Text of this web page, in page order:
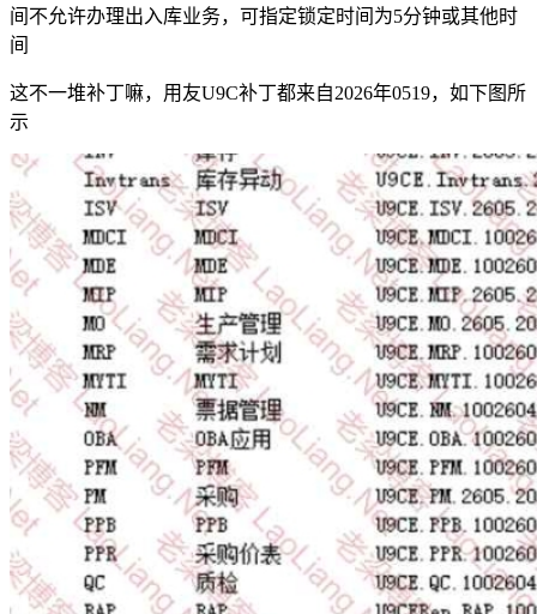
间不允许办理出入库业务，可指定锁定时间为5分钟或其他时
间
这不一堆补丁嘛，用友U9C补丁都来自2026年0519，如下图所
示